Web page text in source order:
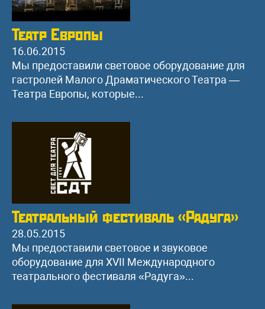
Театр Европы
16.06.2015
Мы предоставили световое оборудование для
гастролей Малого Драматического Театра —
Театра Европы, которые...
Театральный фестиваль «Радуга»
28.05.2015
Мы предоставили световое и звуковое
оборудование для XVII Международного
театрального фестиваля «Радуга»...